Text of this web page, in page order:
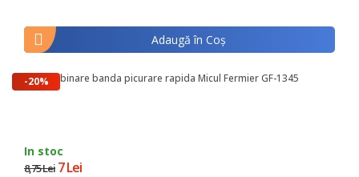
Adaugă în Coş
-20%
Mufa imbinare banda picurare rapida Micul Fermier GF-1345
In stoc
8,75 Lei 7 Lei